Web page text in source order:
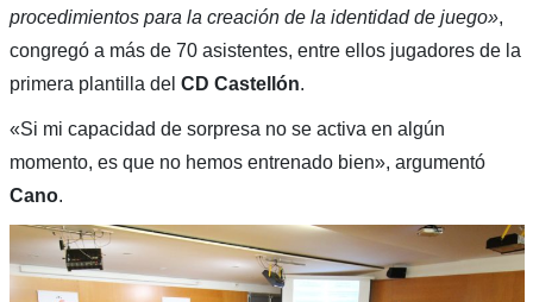
procedimientos para la creación de la identidad de juego»,
congregó a más de 70 asistentes, entre ellos jugadores de la
primera plantilla del CD Castellón.
«Si mi capacidad de sorpresa no se activa en algún
momento, es que no hemos entrenado bien», argumentó
Cano.